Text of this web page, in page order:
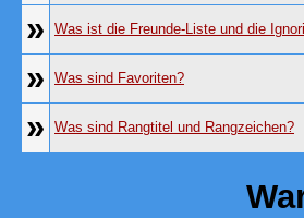
» Was ist die Freunde-Liste und die
» Was sind Favoriten?
» Was sind Rangtitel und Rangzeichen?